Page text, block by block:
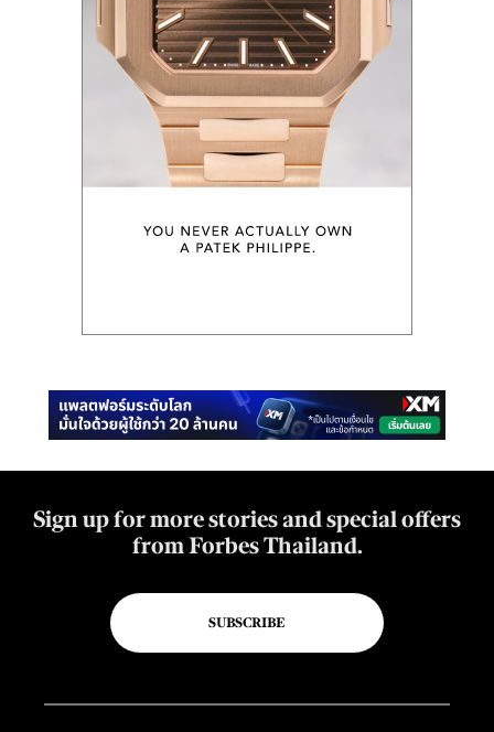
Sign up for more stories and special offers
from Forbes Thailand.
SUBSCRIBE